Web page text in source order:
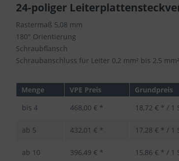
24-poliger
Rastermaß 5,08 mm
180° Orientierung
Schraubflansch
Schraubanschluss für Leiter 0,2 mm² bis 2,5
Menge VPE Preis
Grundpreis
bis4 468,00 € * 18,72 € * / 1
ab 5 432,01 € * 17,28 € * / 1
ab 10 396,49 € * 15,86 € * / 1